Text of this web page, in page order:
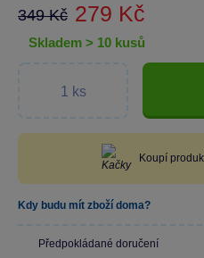
349 Kč 279 Kč
skladem > 10 kusů
Koupí
Kdy budu mít zboží doma?
Předpokládané doručení